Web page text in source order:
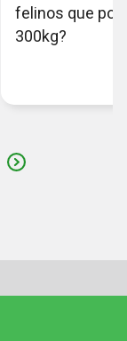
felinos que
300kg?